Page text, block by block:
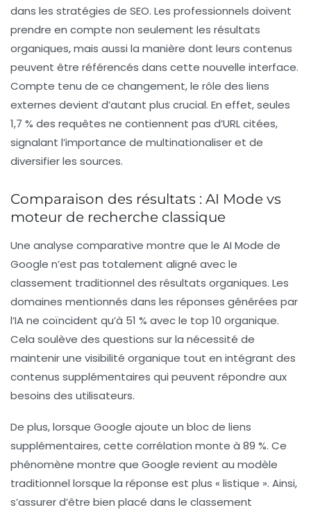
dans les stratégies de SEO. Les professionnels doivent
prendre en compte non seulement les résultats
organiques, mais aussi la manière dont leurs contenus
peuvent être référencés dans cette nouvelle interface.
Compte tenu de ce changement, le rôle des liens
externes devient d’autant plus crucial. En effet, seules
1,7 % des requêtes ne contiennent pas d’URL citées,
signalant l’importance de multinationaliser et de
diversifier les sources.
Comparaison des résultats : AI Mode vs
moteur de recherche classique
Une analyse comparative montre que le AI Mode de
Google n’est pas totalement aligné avec le
classement traditionnel des résultats organiques. Les
domaines mentionnés dans les réponses générées par
l’IA ne coïncident qu’à 51 % avec le top 10 organique.
Cela soulève des questions sur la nécessité de
maintenir une visibilité organique tout en intégrant des
contenus supplémentaires qui peuvent répondre aux
besoins des utilisateurs.
De plus, lorsque Google ajoute un bloc de liens
supplémentaires, cette corrélation monte à 89 %. Ce
phénomène montre que Google revient au modèle
traditionnel lorsque la réponse est plus « listique ». Ainsi,
s’assurer d’être bien placé dans le classement